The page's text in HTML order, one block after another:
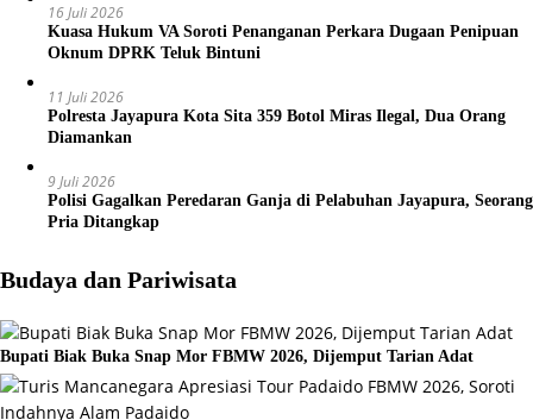
16 Juli 2026
Kuasa Hukum VA Soroti Penanganan Perkara Dugaan Penipuan
Oknum DPRK Teluk Bintuni
11 Juli 2026
Polresta Jayapura Kota Sita 359 Botol Miras Ilegal, Dua Orang
Diamankan
9 Juli 2026
Polisi Gagalkan Peredaran Ganja di Pelabuhan Jayapura, Seorang
Pria Ditangkap
Budaya dan Pariwisata
Bupati Biak Buka Snap Mor FBMW 2026, Dijemput Tarian Adat